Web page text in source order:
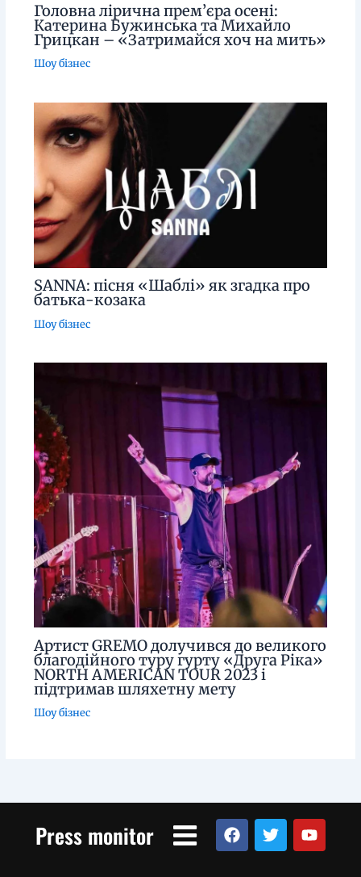
Головна лірична прем’єра осені:
Катерина Бужинська та Михайло
Грицкан – «Затримайся хоч на мить»
Шоу бізнес
SANNA: пісня «Шаблі» як згадка про
батька-козака
Шоу бізнес
Артист GREMO долучився до великого
благодійного туру гурту «Друга Ріка»
NORTH AMERICAN TOUR 2023 і
підтримав шляхетну мету
Шоу бізнес
Press monitor Menu
F
a
T
w
Y
o